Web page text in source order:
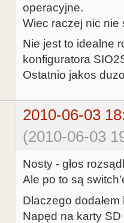
operacyjne.
Wiec raczej nic nie
Nie jest to idealne
konfiguratora
Ostatnio jakos
2010-06-03
(2010-06-03
Nosty - głos
Ale po to są
Dlaczego
Napęd na karty